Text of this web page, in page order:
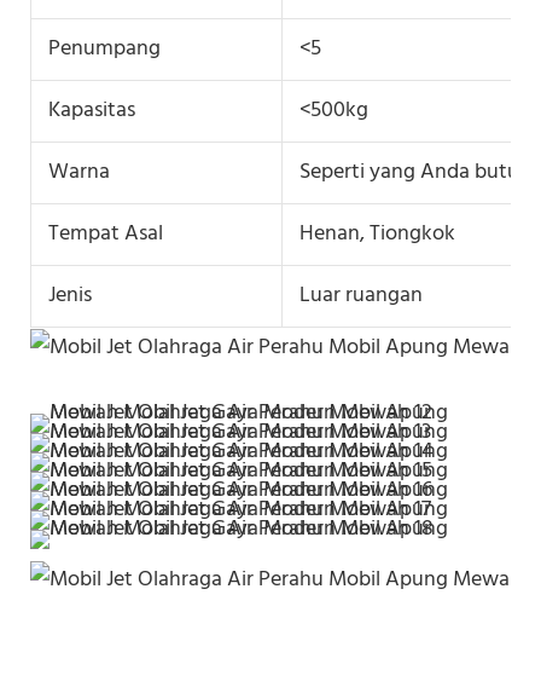
Penumpang
<5
Kapasitas
<500kg
Warna
Seperti yang Anda
Tempat Asal
Henan, Tiongkok
Jenis
Luar ruangan